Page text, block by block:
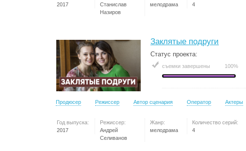
2017
Станислав
Назиров
мелодрама
4
Заклятые подруги
Статус проекта:
съемки завершены 100%
Продюсер Режиссер Автор сценария Оператор Актеры
Год выпуска:
2017
Режиссер:
Андрей
Селиванов
Жанр:
мелодрама
Количество серий:
4